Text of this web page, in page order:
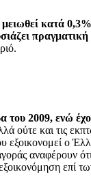
μειωθεί κατά
του 2009, ενώ
ούτε και τις
ο
αναφέρουν
επί